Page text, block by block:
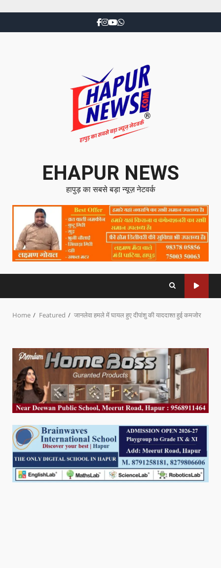
EHAPUR NEWS
हापुड़ का सबसे बड़ा न्यूज़ नेटवर्क
Home Featured जानलेवा हमले में घायल हुए दीपांशु की याददाश्त हुई कमजोर